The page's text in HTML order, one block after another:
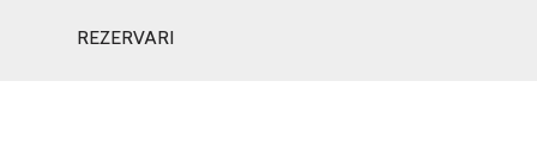
REZERVARI